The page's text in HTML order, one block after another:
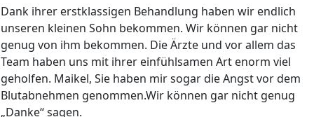
Dank ihrer erstklassigen Behandlung haben wir endlich
unseren kleinen Sohn bekommen. Wir können gar nicht
genug von ihm bekommen. Die Ärzte und vor allem das
Team haben uns mit ihrer einfühlsamen Art enorm viel
geholfen. Maikel, Sie haben mir sogar die Angst vor dem
Blutabnehmen genommen.Wir können gar nicht genug
„Danke“ sagen.